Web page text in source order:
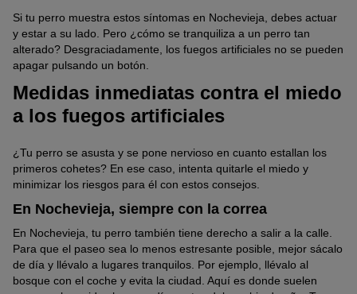
Si tu perro muestra estos síntomas en Nochevieja, debes actuar
y estar a su lado. Pero ¿cómo se tranquiliza a un perro tan
alterado? Desgraciadamente, los fuegos artificiales no se pueden
apagar pulsando un botón.
Medidas inmediatas contra el miedo
a los fuegos artificiales
¿Tu perro se asusta y se pone nervioso en cuanto estallan los
primeros cohetes? En ese caso, intenta quitarle el miedo y
minimizar los riesgos para él con estos consejos.
En Nochevieja, siempre con la correa
En Nochevieja, tu perro también tiene derecho a salir a la calle.
Para que el paseo sea lo menos estresante posible, mejor sácalo
de día y llévalo a lugares tranquilos. Por ejemplo, llévalo al
bosque con el coche y evita la ciudad. Aquí es donde suelen